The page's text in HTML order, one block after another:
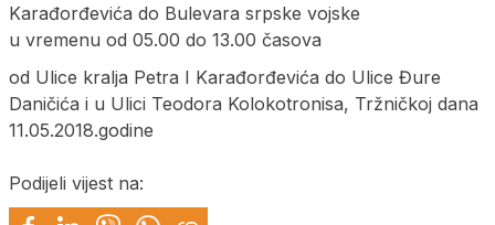
Karađorđevića do Bulevara srpske vojske
u vremenu od 05.00 do 13.00 časova
od Ulice kralja Petra I Karađorđevića do Ulice Đure
Daničića i u Ulici Teodora Kolokotronisa, Tržničkoj dana
11.05.2018.godine
Podijeli vijest na: